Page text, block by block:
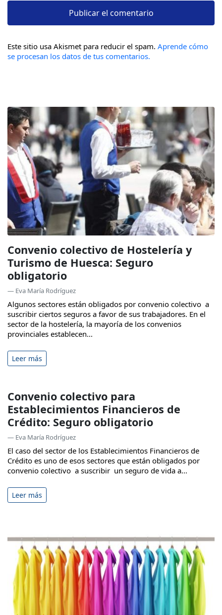
Este sitio usa Akismet para reducir el spam. Aprende cómo
se procesan los datos de tus comentarios.
Convenio colectivo de Hostelería y
Turismo de Huesca: Seguro
obligatorio
— Eva María Rodríguez
Algunos sectores están obligados por convenio colectivo a
suscribir ciertos seguros a favor de sus trabajadores. En el
sector de la hostelería, la mayoría de los convenios
provinciales establecen...
Leer más
Convenio colectivo para
Establecimientos Financieros de
Crédito: Seguro obligatorio
— Eva María Rodríguez
El caso del sector de los Establecimientos Financieros de
Crédito es uno de esos sectores que están obligados por
convenio colectivo a suscribir un seguro de vida a...
Leer más